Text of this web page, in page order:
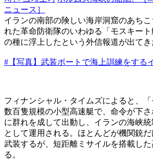
ニュース］
イランの南部の険しい海岸洞窟のあち
れた革命防衛隊のいわゆる「モスキー
の種に浮上したという外信報道が出てき
#【写真】武装ボートで海上訓練をする
フィナンシャル・タイムズによると、
数百隻規模の小型高速艇で、命令が下
に群れを成して出動し、イランの海峡
として運用される。ほとんどが機関銃だ
武装するが、短距離ミサイルを搭載し
る。